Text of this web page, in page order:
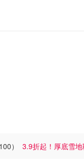
） 3.9折起！厚底雪